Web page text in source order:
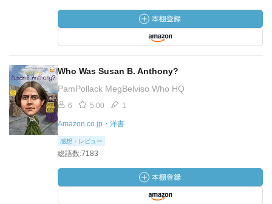
Who Was Susan B. Anthony?
PamPollack MegBelviso Who HQ
6 5.00 1
Amazon.co.jp・洋書
感想・レビュー
総語数:7183